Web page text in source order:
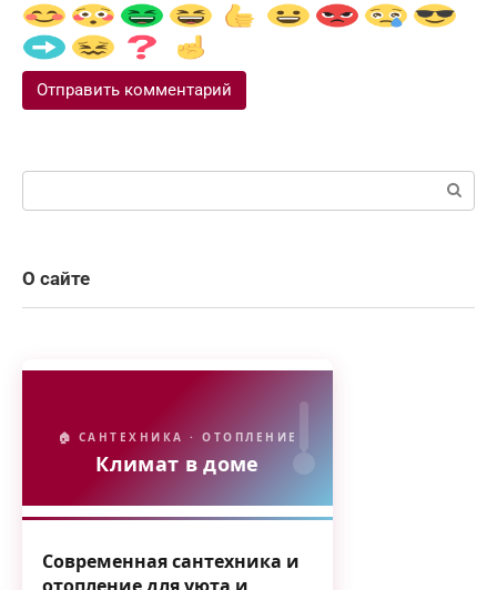
Поиск:
О сайте
🏠 САНТЕХНИКА · ОТОПЛЕНИЕ
Климат в доме
Современная сантехника и